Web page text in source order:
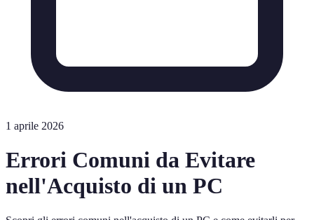
1 aprile 2026
Errori Comuni da Evitare
nell'Acquisto di un PC